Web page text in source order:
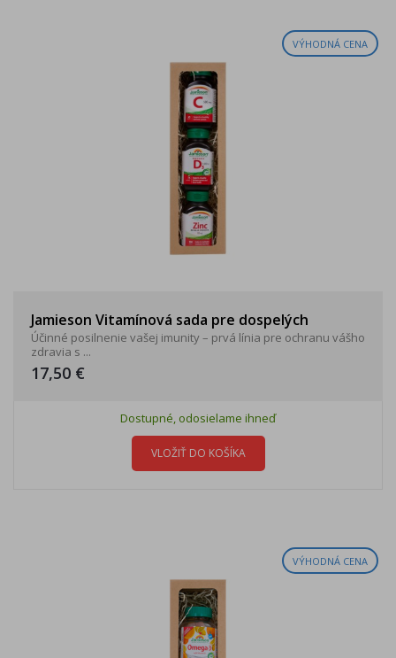
VÝHODNÁ CENA
Jamieson Vitamínová sada pre dospelých
Účinné posilnenie vašej imunity – prvá línia pre ochranu vášho
zdravia s ...
17,50 €
Dostupné, odosielame ihneď
VLOŽIŤ DO KOŠÍKA
VÝHODNÁ CENA